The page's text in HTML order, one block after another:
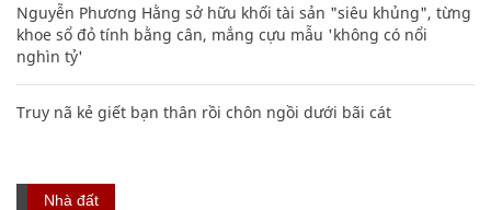
Nguyễn Phương Hằng sở hữu khối tài sản "siêu khủng", từng
khoe sổ đỏ tính bằng cân, mắng cựu mẫu 'không có nổi
nghìn tỷ'
Truy nã kẻ giết bạn thân rồi chôn ngồi dưới bãi cát
Nhà đất